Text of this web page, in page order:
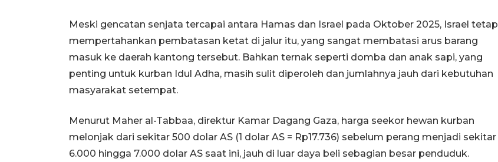
Meski gencatan senjata tercapai antara Hamas dan Israel pada Oktober 2025, Israel tetap
mempertahankan pembatasan ketat di jalur itu, yang sangat membatasi arus barang
masuk ke daerah kantong tersebut. Bahkan ternak seperti domba dan anak sapi, yang
penting untuk kurban Idul Adha, masih sulit diperoleh dan jumlahnya jauh dari kebutuhan
masyarakat setempat.
Menurut Maher al-Tabbaa, direktur Kamar Dagang Gaza, harga seekor hewan kurban
melonjak dari sekitar 500 dolar AS (1 dolar AS = Rp17.736) sebelum perang menjadi sekitar
6.000 hingga 7.000 dolar AS saat ini, jauh di luar daya beli sebagian besar penduduk.